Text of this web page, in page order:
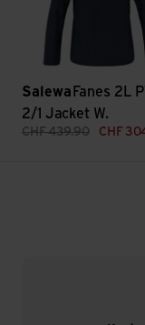
Salewa Fanes 2L
2/1 Jacket W.
CHF439.90 CHF